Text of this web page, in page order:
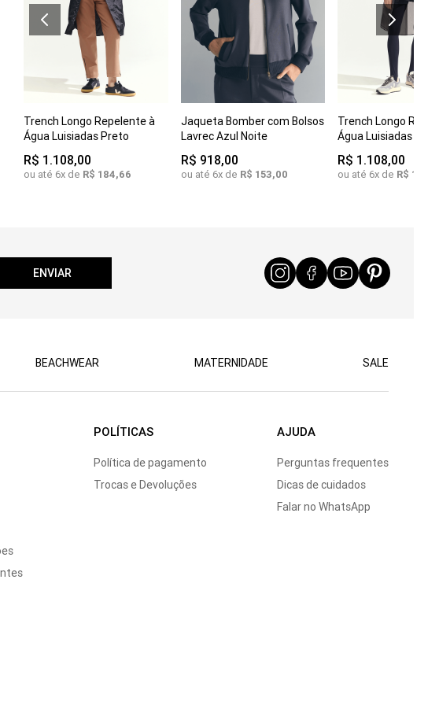
P M
G
Trench Longo Repelente à
Água Luisiadas Preto
R$ 1 .108,00
ou até 6x de R$ 184,66
M G GG COMPRAR
Jaqueta Bomber com Bolsos
Lavrec Azul Noite
R$ 918,00
ou até 6x de R$ 153,00
P M
G
Trench Longo
Água Luisiadas
R$ 1 .108,00
ou até 6x de R$ 184
ENVIAR
BEACHWEAR MATERNIDADE SALE
POLÍTICAS
Política de pagamento
Trocas e Devoluções
AJUDA
Perguntas frequentes
Dicas de cuidados
Falar no WhatsApp